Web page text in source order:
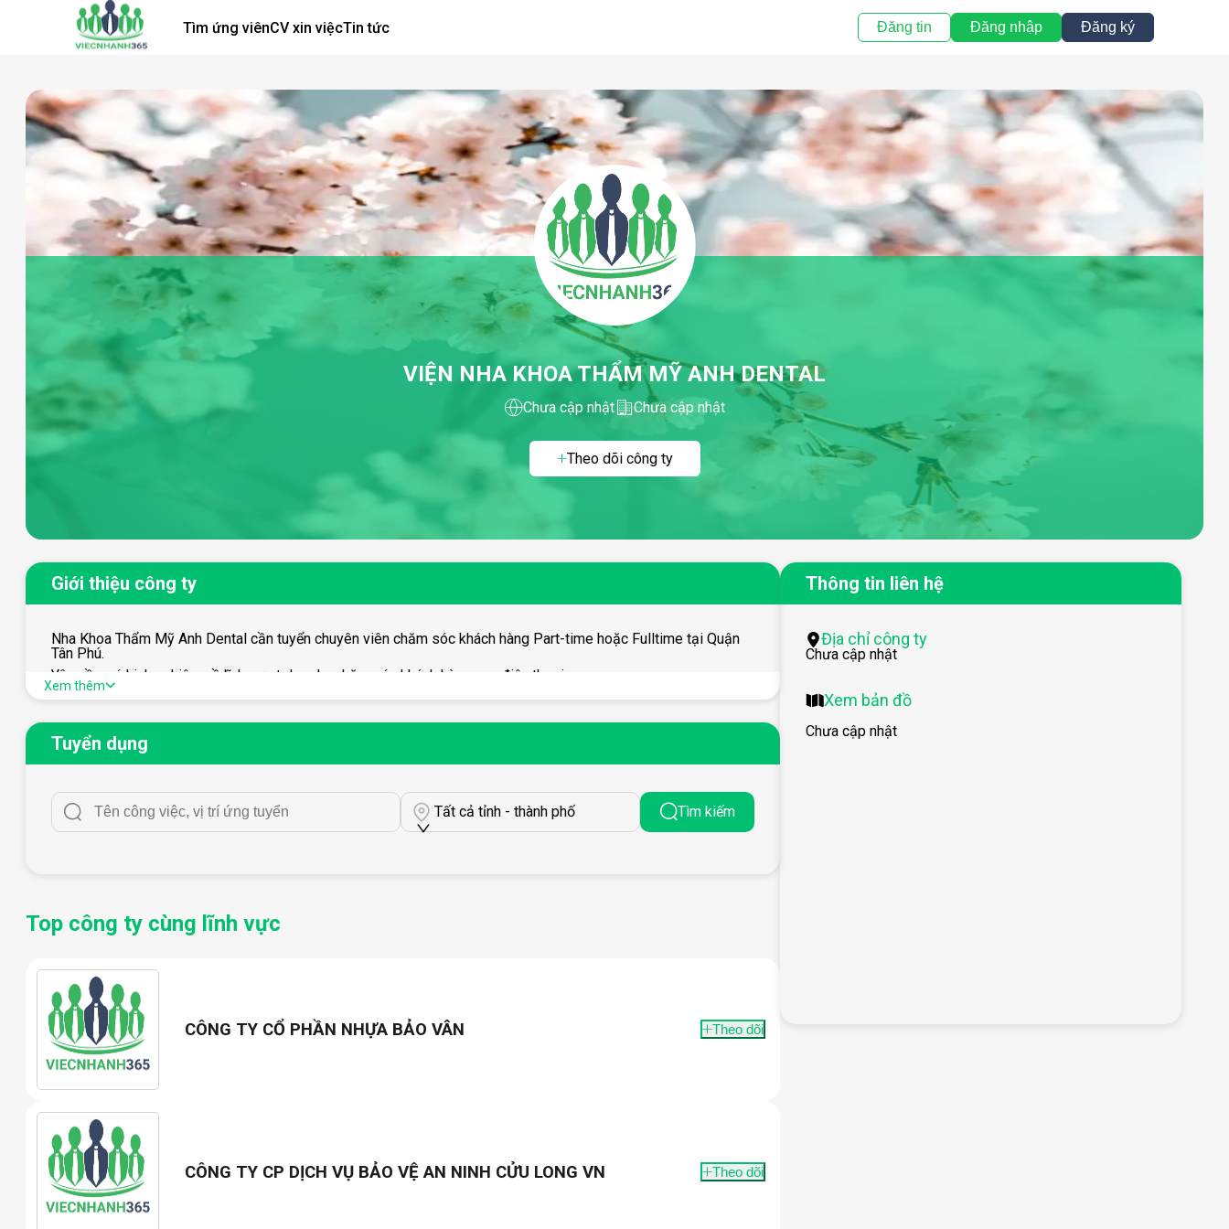
Tìm ứng viênCV xin việcTin tức Đăng tin Đăng nhập Đăng ký
VIỆN NHA KHOA THẨM MỸ ANH DENTAL
Chưa cập nhật Chưa cập nhật
Theo dõi công ty
Giới thiệu công ty
Nha Khoa Thẩm Mỹ Anh Dental cần tuyển chuyên viên chăm sóc khách hàng Part-time hoặc Fulltime tại Quận
Tân Phú.
Yêu cầu: có kinh nghiệm về lĩnh vực telesale, chăm sóc khách hàng qua điện thoại.
Mức lương trao đổi khi phỏng vấn, môi trường làm việc chuyên nghiệp. Được hưởng chế độ theo nhà nước.
Thông tin liên lạc : 0937.188.304 ( Mr.Châu )
Xem thêm
Tuyển dụng
Tất cả tỉnh - thành phố Tìm kiếm
Top công ty cùng lĩnh vực
CÔNG TY CỔ PHẦN NHỰA BẢO VÂN Theo dõi
CÔNG TY CP DỊCH VỤ BẢO VỆ AN NINH CỬU LONG VN Theo dõi
Thông tin liên hệ
Địa chỉ công ty
Chưa cập nhật
Xem bản đồ
Chưa cập nhật